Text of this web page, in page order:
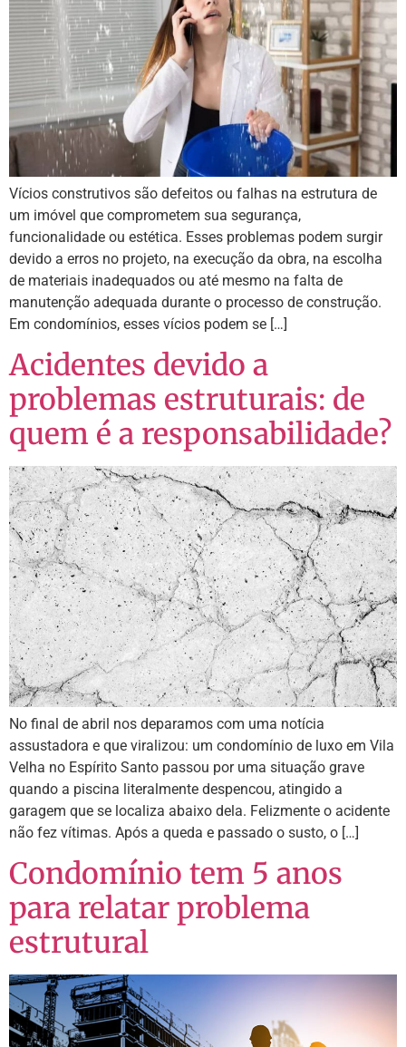
Vícios construtivos são defeitos ou falhas na estrutura de
um imóvel que comprometem sua segurança,
funcionalidade ou estética. Esses problemas podem surgir
devido a erros no projeto, na execução da obra, na escolha
de materiais inadequados ou até mesmo na falta de
manutenção adequada durante o processo de construção.
Em condomínios, esses vícios podem se […]
Acidentes devido a
problemas estruturais: de
quem é a responsabilidade?
No final de abril nos deparamos com uma notícia
assustadora e que viralizou: um condomínio de luxo em Vila
Velha no Espírito Santo passou por uma situação grave
quando a piscina literalmente despencou, atingido a
garagem que se localiza abaixo dela. Felizmente o acidente
não fez vítimas. Após a queda e passado o susto, o […]
Condomínio tem 5 anos
para relatar problema
estrutural